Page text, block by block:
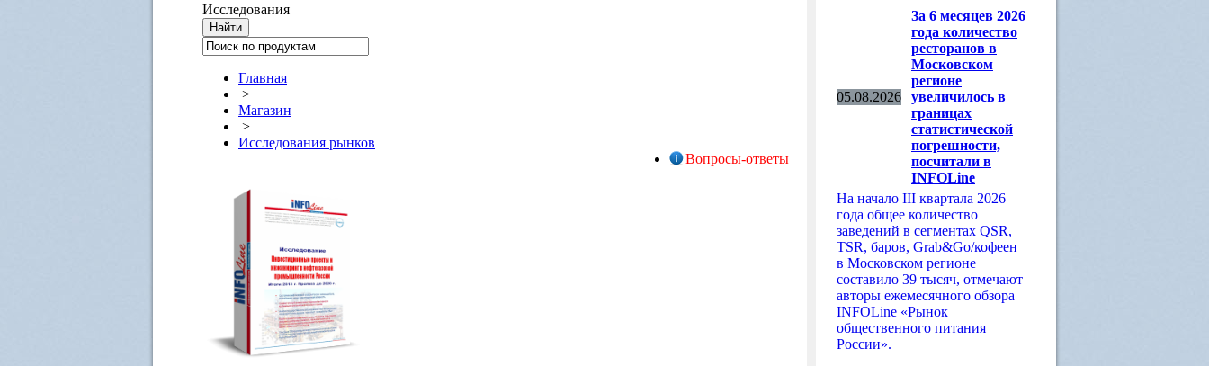
Исследования
Главная
>
Магазин
>
Исследования рынков
Вопросы-ответы
05.08.2026
За 6 месяцев 2026
года количество
ресторанов в
Московском
регионе
увеличилось в
границах
статистической
погрешности,
посчитали в
INFOLine
На начало III квартала 2026
года общее количество
заведений в сегментах QSR,
TSR, баров, Grab&Go/кофеен
в Московском регионе
составило 39 тысяч, отмечают
авторы ежемесячного обзора
INFOLine «Рынок
общественного питания
России».